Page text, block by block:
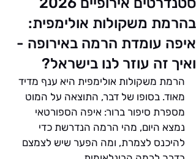
בהרמת משקולות אולימפית:
איפה עומדת הרמה באירופה -
ואיך זה עוזר לנו בישראל?
הרמת משקולות אולימפית היא ענף מדיד
מאוד. בסופו של דבר, התוצאה על המוט
מספרת סיפור ברור: איפה הספורטאי
נמצא היום, מהי הרמה הנדרשת כדי
להיכנס לצמרת, ומה הפער שיש לצמצם